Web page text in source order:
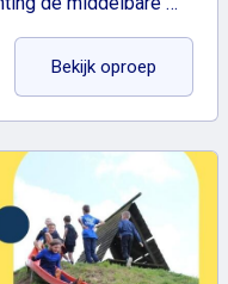
Bekijk oproep